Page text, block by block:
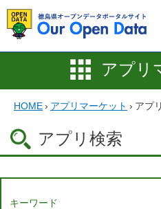
アプリ
HOME› アプリマーケット › アプ
アプリ検索
キーワード